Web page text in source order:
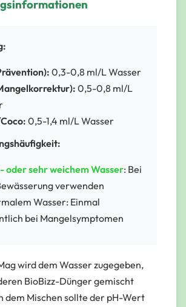
0,3-0,8 ml/L Wasser
0,5-0,8 ml/L
0,5-1,4 ml/L Wasser
oder sehr weichem Wasser: Bei
verwenden
Wasser: Einmal
bei Mangelsymptomen
wird dem Wasser zugegeben,
BioBizz-Dünger gemischt
dem Mischen sollte der pH-Wert